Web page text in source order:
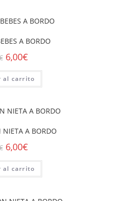
A BORDO
6,00€
al carrito
NIETA A BORDO
6,00€
al carrito